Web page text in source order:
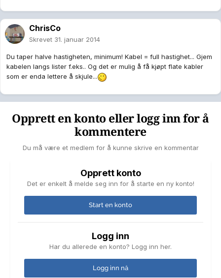
ChrisCo
Skrevet 31. januar 2014
Du taper halve hastigheten, minimum! Kabel = full hastighet... Gjem
kabelen langs lister f.eks.. Og det er mulig å få kjøpt flate kabler
som er enda lettere å skjule...
Opprett en konto eller logg inn for å
kommentere
Du må være et medlem for å kunne skrive en kommentar
Opprett konto
Det er enkelt å melde seg inn for å starte en ny konto!
Start en konto
Logg inn
Har du allerede en konto? Logg inn her.
Logg inn nå